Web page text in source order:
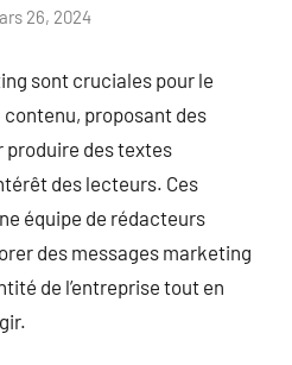
26, 2024
sont cruciales pour le
proposant des
produire des textes
des lecteurs. Ces
équipe de rédacteurs
des messages marketing
de l’entreprise tout en